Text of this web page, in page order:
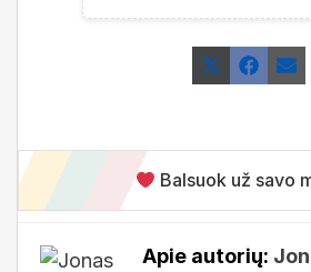
Share
on
X
Share
on
on
Balsuok už savo
Apie autorių: